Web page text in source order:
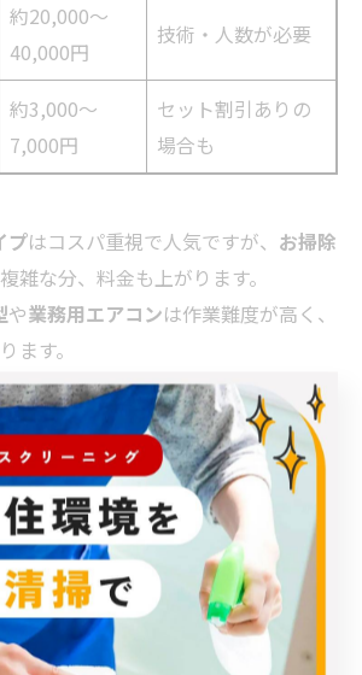
約20,000〜
40,000円
技術・人数が必要
約3,000〜
7,000円
セット割引ありの
場合も
プはコスパ重視で人気ですが、 お掃除
雑な分、料金も上がります。
や業務用エアコンは作業難度が高く、
ます。
ングは追加料金となる場合が多いです
重視する方にはおすすめです。
つハウスクリーニング業者の選
ント
選ぶ際は、単に料金だけでなく技術
重要な判断基準です。高い技術力の
は以下の通りです。